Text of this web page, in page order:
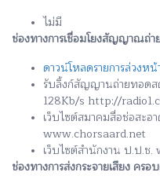
ไม่มี
ช่องทางการเชื่อมโยงสัญญาณถ่า
ดาวน์โหลดรายการล่วงห
รับลิ้งก์สัญญานถ่ายทอดส
128Kb/s http://
เว็บไซต์สมาคมสื่อช่อสะ
www.chorsaard.net
เว็บไซต์สำนักงาน ป.ป.ช
ช่องทางการส่งกระจายเสียง ค